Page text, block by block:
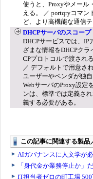
使うと、Proxyやメール
える。 ／ portqryコマ
ど、より高機能な通信テ
DHCPサーバのスコー
DHCPサービスでは、IP
ざまな情報をDHCPク
CPプロトコルで渡され
／ デフォルトで用意さ
ユーザーやベンダが独
WebサーバのProxy設定
ンは、標準では定義さ
義する必要がある。